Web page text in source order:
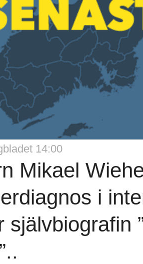
14:00
Mikael
i
självbiografin